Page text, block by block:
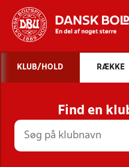
STILLINGER,
KLUB/HOLD RÆKKE
Find en